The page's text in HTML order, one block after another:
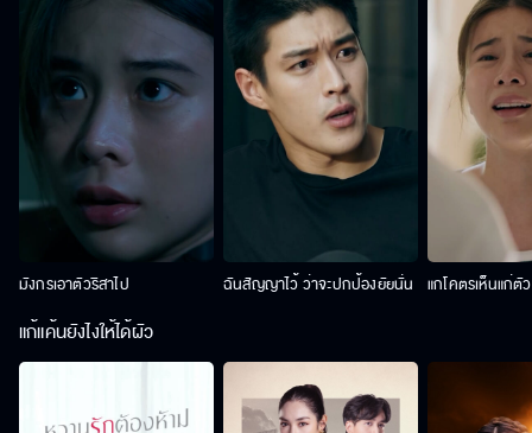
มังกรเอาตัวริสาไป ฉันสัญญาไว้ ว่าจะปกป้องยัยนั่น แกโคตรเห็นแก่ตั
แก้แค้นยังไงให้ได้ผัว